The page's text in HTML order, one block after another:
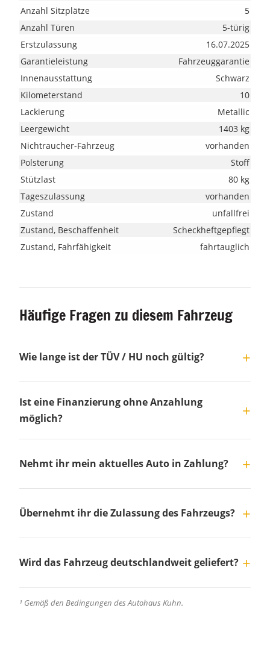
Anzahl Sitzplätze
5
Anzahl Türen
5-türig
Erstzulassung
16.07.2025
Garantieleistung
Fahrzeuggarantie
Innenausstattung
Schwarz
Kilometerstand
10
Lackierung
Metallic
Leergewicht
1403 kg
Nichtraucher-Fahrzeug
vorhanden
Polsterung
Stoff
Stützlast
80 kg
Tageszulassung
vorhanden
Zustand
unfallfrei
Zustand, Beschaffenheit
Scheckheftgepflegt
Zustand, Fahrfähigkeit
fahrtauglich
Häufige Fragen zu diesem Fahrzeug
Wie lange ist der TÜV / HU noch gültig?
Ist eine Finanzierung ohne Anzahlung
möglich?
Nehmt ihr mein aktuelles Auto in Zahlung?
Übernehmt ihr die Zulassung des Fahrzeugs?
Wird das Fahrzeug deutschlandweit geliefert?
¹ Gemäß den Bedingungen des Autohaus Kuhn.